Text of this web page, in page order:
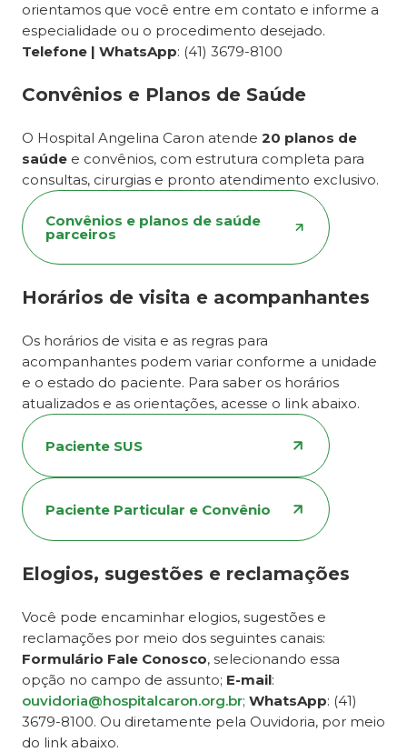
orientamos que você entre em contato e informe a
especialidade ou o procedimento desejado.
Telefone | WhatsApp: (41) 3679-8100
Convênios e Planos de Saúde
O Hospital Angelina Caron atende 20 planos de
saúde e convênios, com estrutura completa para
consultas, cirurgias e pronto atendimento exclusivo.
Convênios e planos de saúde
parceiros
Horários de visita e acompanhantes
Os horários de visita e as regras para
acompanhantes podem variar conforme a unidade
e o estado do paciente. Para saber os horários
atualizados e as orientações, acesse o link abaixo.
Paciente SUS
Paciente Particular e Convênio
Elogios, sugestões e reclamações
Você pode encaminhar elogios, sugestões e
reclamações por meio dos seguintes canais:
Formulário Fale Conosco, selecionando essa
opção no campo de assunto; E-mail:
ouvidoria@hospitalcaron.org.br; WhatsApp: (41)
3679-8100. Ou diretamente pela Ouvidoria, por meio
do link abaixo.